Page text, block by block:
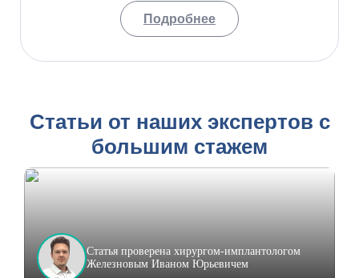
Подробнее
Статьи от наших экспертов с
большим стажем
Статья проверена хирургом-имплантологом
Железновым Иваном Юрьевичем